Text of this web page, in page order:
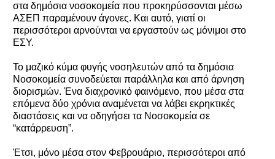
στα δημόσια νοσοκομεία που προκηρύσσονται μέσω
ΑΣΕΠ παραμένουν άγονες. Και αυτό, γιατί οι
περισσότεροι αρνούνται να εργαστούν ως μόνιμοι στο
ΕΣΥ.
Το μαζικό κύμα φυγής νοσηλευτών από τα δημόσια
Νοσοκομεία συνοδεύεται παράλληλα και από άρνηση
διορισμών. Ένα διαχρονικό φαινόμενο, που μέσα στα
επόμενα δύο χρόνια αναμένεται να λάβει εκρηκτικές
διαστάσεις και να οδηγήσει τα Νοσοκομεία σε
“κατάρρευση”.
Έτσι, μόνο μέσα στον Φεβρουάριο, περισσότεροι από